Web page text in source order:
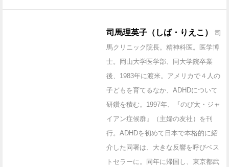
司馬理英子（しば・りえこ）
司
馬クリニック院長。精神科医。医学博
士。岡山大学医学部、同大学院卒業
後、1983年に渡米。アメリカで４人の
子どもを育てるなか、ADHDについて
研鑽を積む。1997年、『のび太・ジャ
イアン症候群』（主婦の友社）を刊
行。ADHDを初めて日本で本格的に紹
介した同署は、大きな反響を呼びベス
トセラーに。同年に帰国し、東京都武